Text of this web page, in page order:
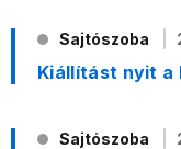
Sajtószoba
Kiállítást nyit a
Sajtószoba